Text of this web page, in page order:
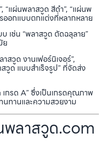
“แผ่นพลาสวูด สีดำ”, “แผ่นพ
รออกแบบตกแต่งที่หลากหลาย
เช่น “พลาสวูด ตัดฉลุลาย”
ย
สวูด งานเฟอร์นิเจอร์”,
วูด แบบสำเร็จรูป” ที่จัดส่ง
เกรด A” ซึ่งเป็นเกรดคุณภาพ
ทานและความสวยงาม
พลาสวูด.com